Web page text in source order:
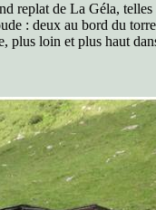
replat de La Géla,
: deux au bord du
plus loin et plus haut